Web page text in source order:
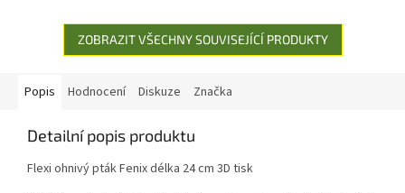
ZOBRAZIT VŠECHNY SOUVISEJÍCÍ PRODUKTY
Popis Hodnocení Diskuze Značka
Detailní popis produktu
Flexi ohnivý pták Fenix délka 24 cm 3D tisk